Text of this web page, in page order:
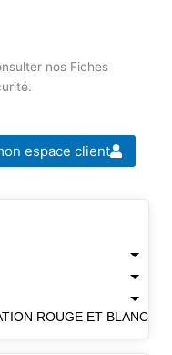
nos Fiches
espace client
ROUGE ET BLANC